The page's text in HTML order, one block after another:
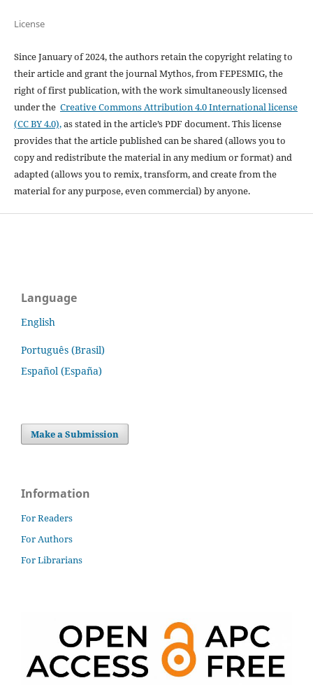
License
Since January of 2024, the authors retain the copyright relating to
their article and grant the journal Mythos, from FEPESMIG, the
right of first publication, with the work simultaneously licensed
under the Creative Commons Attribution 4.0 International license
(CC BY 4.0),as stated in the article’s PDF document. This license
provides that the article published can be shared (allows you to
copy and redistribute the material in any medium or format) and
adapted (allows you to remix, transform, and create from the
material for any purpose, even commercial) by anyone.
Language
English
Português (Brasil)
Español (España)
Make a Submission
Information
For Readers
For Authors
For Librarians